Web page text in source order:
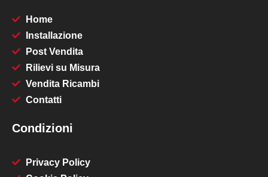
Home
Installazione
Post Vendita
Rilievi su Misura
Vendita Ricambi
Contatti
Condizioni
Privacy Policy